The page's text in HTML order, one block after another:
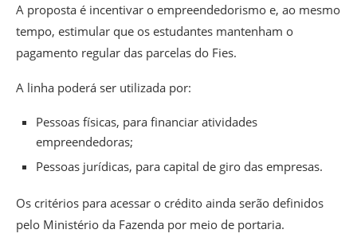
A proposta é incentivar o empreendedorismo e, ao mesmo
tempo, estimular que os estudantes mantenham o
pagamento regular das parcelas do Fies.
A linha poderá ser utilizada por:
Pessoas físicas, para financiar atividades
empreendedoras;
Pessoas jurídicas, para capital de giro das empresas.
Os critérios para acessar o crédito ainda serão definidos
pelo Ministério da Fazenda por meio de portaria.